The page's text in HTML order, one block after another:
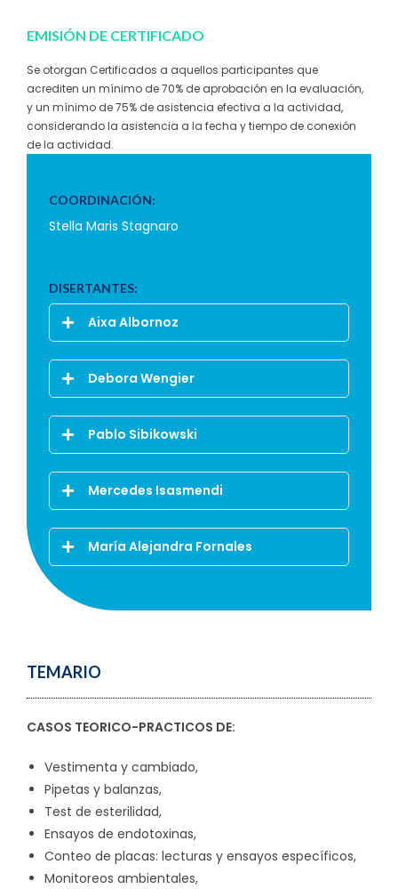
EMISIÓN DE CERTIFICADO
Se otorgan Certificados a aquellos participantes que
acrediten un mínimo de 70% de aprobación en la evaluación,
y un mínimo de 75% de asistencia efectiva a la actividad,
considerando la asistencia a la fecha y tiempo de conexión
de la actividad.
COORDINACIÓN:
Stella Maris Stagnaro
DISERTANTES:
Aixa Albornoz
Debora Wengier
Pablo Sibikowski
Mercedes Isasmendi
María Alejandra Fornales
TEMARIO
CASOS TEORICO-PRACTICOS DE:
Vestimenta y cambiado,
Pipetas y balanzas,
Test de esterilidad,
Ensayos de endotoxinas,
Conteo de placas: lecturas y ensayos específicos,
Monitoreos ambientales,